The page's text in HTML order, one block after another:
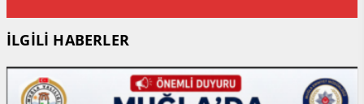
İLGİLİ HABERLER